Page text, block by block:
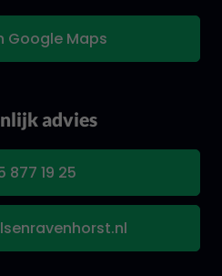
Google Maps
advies
877 19 25